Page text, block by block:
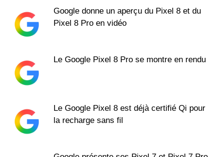
Google donne un aperçu du Pixel 8 et du
Pixel 8 Pro en vidéo
Le Google Pixel 8 Pro se montre en rendu
Le Google Pixel 8 est déjà certifié Qi pour
la recharge sans fil